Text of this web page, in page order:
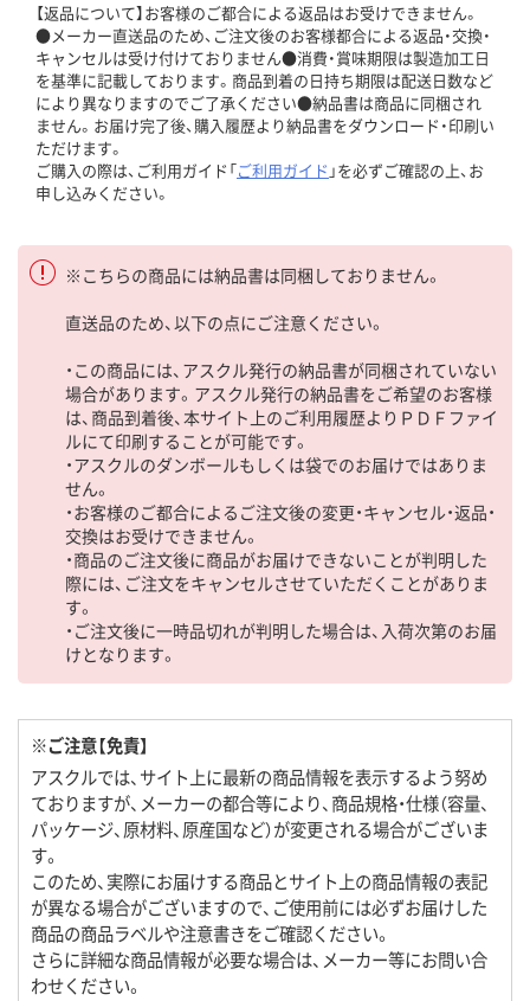
【返品について】お客様のご都合による返品はお受けできません。
●メーカー直送品のため、ご注文後のお客様都合による返品・交換・
キャンセルは受け付けておりません●消費・賞味期限は製造加工日
を基準に記載しております。商品到着の日持ち期限は配送日数など
により異なりますのでご了承ください●納品書は商品に同梱され
ません。お届け完了後、購入履歴より納品書をダウンロード・印刷い
ただけます。
ご購入の際は、ご利用ガイド「ご利用ガイド 」を必ずご確認の上、お
申し込みください。
※こちらの商品には納品書は同梱しておりません。
直送品のため、以下の点にご注意ください。
・この商品には、アスクル発行の納品書が同梱されていない
場合があります。アスクル発行の納品書をご希望のお客様
は、商品到着後、本サイト上のご利用履歴よりＰＤＦファイ
ルにて印刷することが可能です。
・アスクルのダンボールもしくは袋でのお届けではありま
せん。
・お客様のご都合によるご注文後の変更・キャンセル・返品・
交換はお受けできません。
・商品のご注文後に商品がお届けできないことが判明した
際には、ご注文をキャンセルさせていただくことがありま
す。
・ご注文後に一時品切れが判明した場合は、入荷次第のお届
けとなります。
※ご注意【免責】
アスクルでは、サイト上に最新の商品情報を表示するよう努め
ておりますが、メーカーの都合等により、商品規格・仕様（容量、
パッケージ、原材料、原産国など）が変更される場合がございま
す。
このため、実際にお届けする商品とサイト上の商品情報の表記
が異なる場合がございますので、ご使用前には必ずお届けした
商品の商品ラベルや注意書きをご確認ください。
さらに詳細な商品情報が必要な場合は、メーカー等にお問い合
わせください。